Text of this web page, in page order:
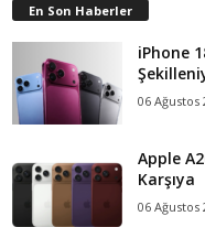
En Son Haberler
iPhone
06 Ağustos
Apple
Karşıya
06 Ağustos